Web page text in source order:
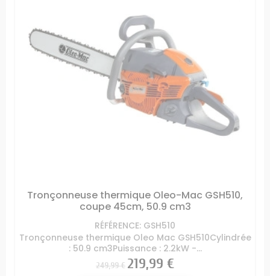
Tronçonneuse thermique Oleo-Mac GSH510,
coupe 45cm, 50.9 cm3
RÉFÉRENCE: GSH510
Tronçonneuse thermique Oleo Mac GSH510Cylindrée
: 50.9 cm3Puissance : 2.2kW -...
Prix
249,99 € Prix
219,99 €